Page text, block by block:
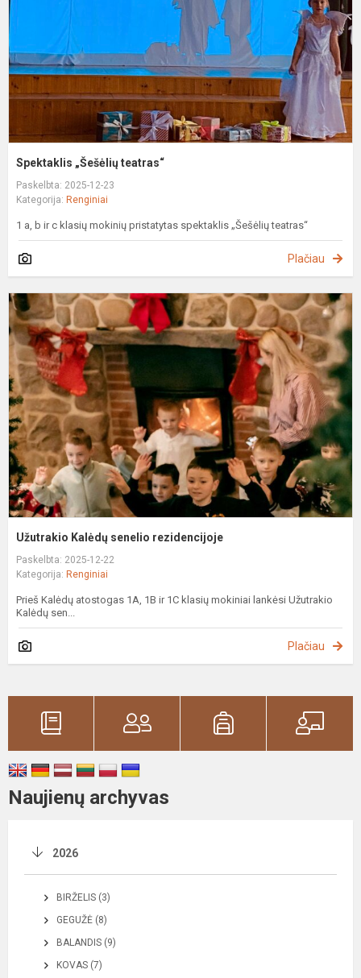
Spektaklis „Šešėlių teatras“
Paskelbta: 2025-12-23
Kategorija: Renginiai
1 a, b ir c klasių mokinių pristatytas spektaklis „Šešėlių teatras“
Plačiau
Užutrakio Kalėdų senelio rezidencijoje
Paskelbta: 2025-12-22
Kategorija: Renginiai
Prieš Kalėdų atostogas 1A, 1B ir 1C klasių mokiniai lankėsi Užutrakio
Kalėdų sen...
Plačiau
Naujienų archyvas
2026
BIRŽELIS (3)
GEGUŽĖ (8)
BALANDIS (9)
KOVAS (7)